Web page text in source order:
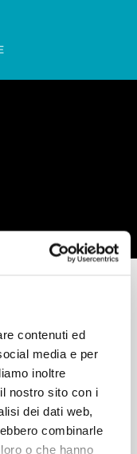
contenuti ed
media e per
inoltre
nostro sito con i
dei dati web,
combinarle
o che hanno
della